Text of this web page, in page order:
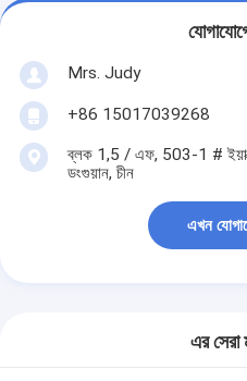
Mrs. Judy
+86 15017039268
ব্লক 1,5 / এফ, 503-1 #
ডংগুয়ান, চীন
এখন
এর সেরা